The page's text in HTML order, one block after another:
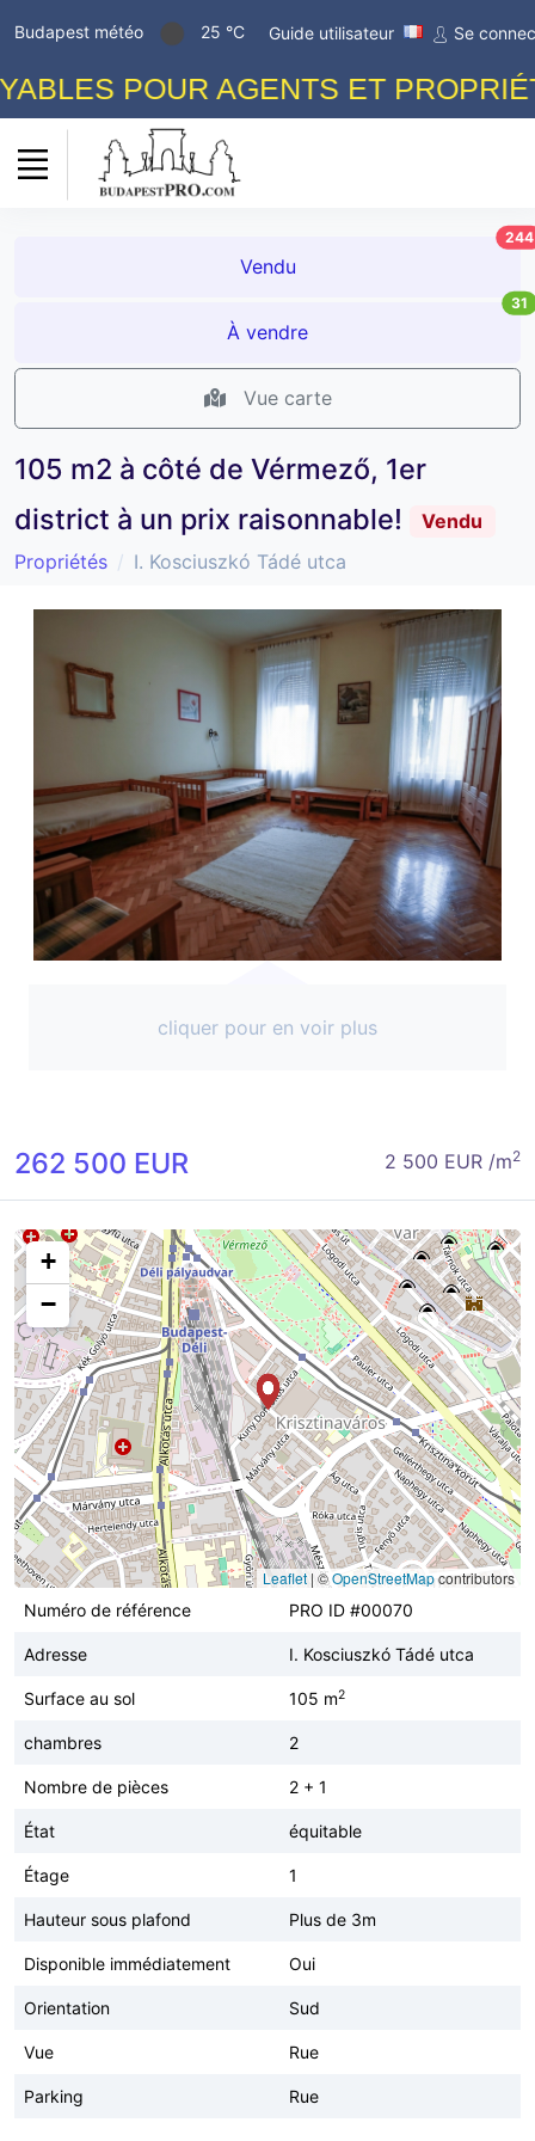
Budapest météo 25 °C Guide utilisateur Se
POUR AGENTS ET
Vendu
244
À vendre
31
Vue carte
105 m2 à côté de Vérmező, 1er
district à un prix raisonnable!
Vendu
Propriétés
I. Kosciuszkó Tádé utca
cliquer pour en voir plus
262 500 EUR 2 500 EUR /m2
+
−
Leaflet | ©OpenStreetMapcontributors
Numéro de référence
PRO ID #00070
Adresse I. Kosciuszkó Tádé utca
Surface au sol 105 m2
chambres 2
Nombre de pièces 2 + 1
État équitable
Étage 1
Hauteur sous plafond Plus de 3m
Disponible immédiatement Oui
Orientation Sud
Vue Rue
Parking Rue